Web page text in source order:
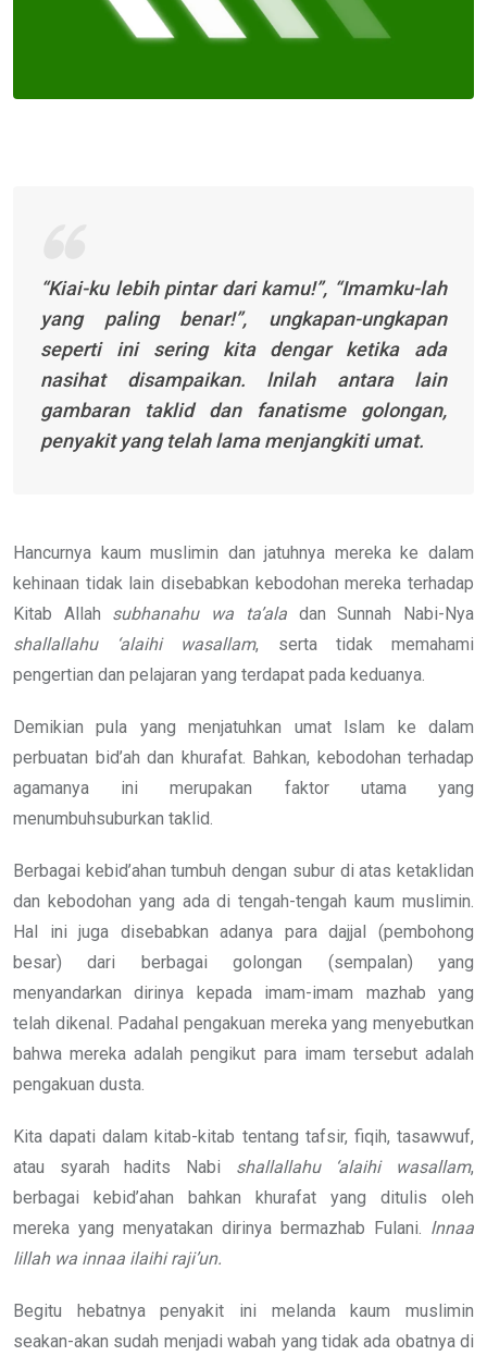
“Kiai-ku lebih pintar dari kamu!”, “Imamku-lah
yang paling benar!”, ungkapan-ungkapan
seperti ini sering kita dengar ketika ada
nasihat disampaikan. lnilah antara lain
gambaran taklid dan fanatisme golongan,
penyakit yang telah lama menjangkiti umat.
Hancurnya kaum muslimin dan jatuhnya mereka ke dalam
kehinaan tidak lain disebabkan kebodohan mereka terhadap
Kitab Allah subhanahu wa ta’aladan Sunnah Nabi-Nya
shallallahu ‘alaihi wasallam, serta tidak memahami
pengertian dan pelajaran yang terdapat pada keduanya.
Demikian pula yang menjatuhkan umat lslam ke dalam
perbuatan bid’ah dan khurafat. Bahkan, kebodohan terhadap
agamanya ini merupakan faktor utama yang
menumbuhsuburkan taklid.
Berbagai kebid’ahan tumbuh dengan subur di atas ketaklidan
dan kebodohan yang ada di tengah-tengah kaum muslimin.
Hal ini juga disebabkan adanya para dajjal (pembohong
besar) dari berbagai golongan (sempalan) yang
menyandarkan dirinya kepada imam-imam mazhab yang
telah dikenal. Padahal pengakuan mereka yang menyebutkan
bahwa mereka adalah pengikut para imam tersebut adalah
pengakuan dusta.
Kita dapati dalam kitab-kitab tentang tafsir, fiqih, tasawwuf,
atau syarah hadits Nabi shallallahu ‘alaihi wasallam,
berbagai kebid’ahan bahkan khurafat yang ditulis oleh
mereka yang menyatakan dirinya bermazhab Fulani. lnnaa
lillah wa innaa ilaihi raji’un.
Begitu hebatnya penyakit ini melanda kaum muslimin
seakan-akan sudah menjadi wabah yang tidak ada obatnya di